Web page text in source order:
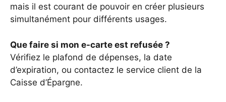
mais il est courant de pouvoir en créer plusieurs
simultanément pour différents usages.
Que faire si mon e-carte est refusée ?
Vérifiez le plafond de dépenses, la date
d’expiration, ou contactez le service client de la
Caisse d’Épargne.